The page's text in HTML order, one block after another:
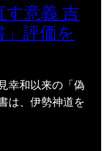
す意義 吉
」評価を
幸和以来の「偽
は、伊勢神道を